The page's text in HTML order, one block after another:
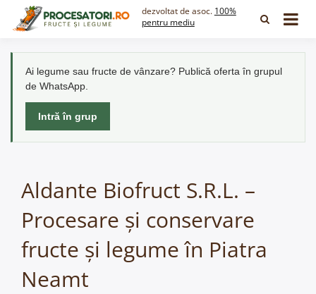
dezvoltat de asoc. 100%
pentru mediu
Ai legume sau fructe de vânzare? Publică oferta în grupul
de WhatsApp.
Intră în grup
Aldante Biofruct S.R.L. –
Procesare și conservare
fructe și legume în Piatra
Neamt